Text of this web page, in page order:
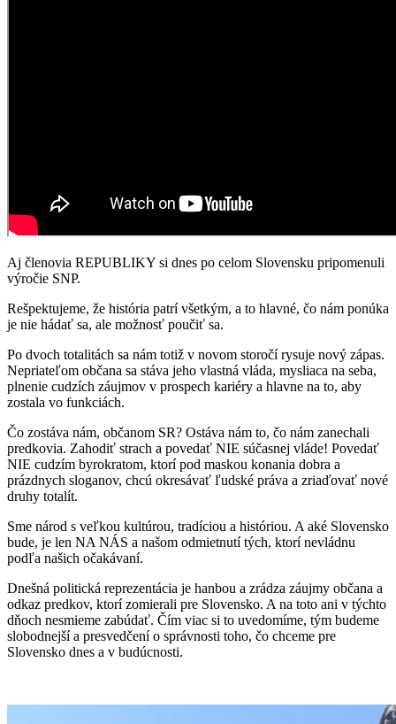
Aj členovia REPUBLIKY si dnes po celom Slovensku pripomenuli
výročie SNP.
Rešpektujeme, že história patrí všetkým, a to hlavné, čo nám ponúka
je nie hádať sa, ale možnosť poučiť sa.
Po dvoch totalitách sa nám totiž v novom storočí rysuje nový zápas.
Nepriateľom občana sa stáva jeho vlastná vláda, mysliaca na seba,
plnenie cudzích záujmov v prospech kariéry a hlavne na to, aby
zostala vo funkciách.
Čo zostáva nám, občanom SR? Ostáva nám to, čo nám zanechali
predkovia. Zahodiť strach a povedať NIE súčasnej vláde! Povedať
NIE cudzím byrokratom, ktorí pod maskou konania dobra a
prázdnych sloganov, chcú okresávať ľudské práva a zriaďovať nové
druhy totalít.
Sme národ s veľkou kultúrou, tradíciou a históriou. A aké Slovensko
bude, je len NA NÁS a našom odmietnutí tých, ktorí nevládnu
podľa našich očakávaní.
Dnešná politická reprezentácia je hanbou a zrádza záujmy občana a
odkaz predkov, ktorí zomierali pre Slovensko. A na toto ani v týchto
dňoch nesmieme zabúdať. Čím viac si to uvedomíme, tým budeme
slobodnejší a presvedčení o správnosti toho, čo chceme pre
Slovensko dnes a v budúcnosti.